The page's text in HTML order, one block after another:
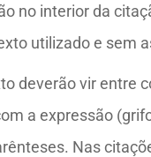
no interior da
utilizado e sem
deverão vir entre
a expressão
Nas